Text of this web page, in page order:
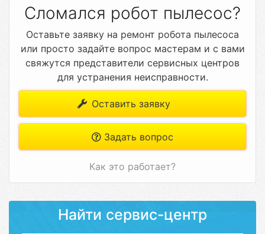
Сломался робот пылесос?
Оставьте заявку на ремонт робота пылесоса
или просто задайте вопрос мастерам и с вами
свяжутся представители сервисных центров
для устранения неисправности.
Оставить заявку
Задать вопрос
Как это работает?
Найти сервис-центр